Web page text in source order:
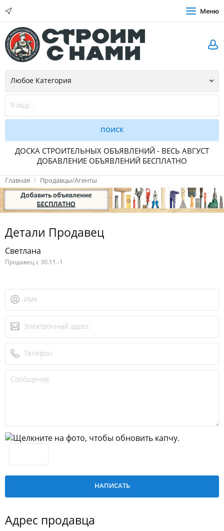
Меню
ДОСКА СТРОИТЕЛЬНЫХ ОБЪЯВЛЕНИЙ - ВЕСЬ АВГУСТ
ДОБАВЛЕНИЕ ОБЪЯВЛЕНИЙ БЕСПЛАТНО
Главная Продавцы/Агенты
Детали Продавец
Светлана
Продавец с 30.11.-1
Адрес продавца